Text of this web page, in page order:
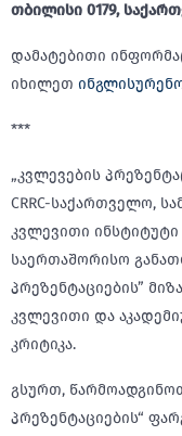
თბილისი 0179,
დამატებითი
იხილეთ
***
„კვლევების
CRRC-საქართველო,
კვლევითი ინსტიტუტი
საერთაშორისო
პრეზენტაციების”
კვლევითი და
კრიტიკა.
გსურთ,
პრეზენტაციების“